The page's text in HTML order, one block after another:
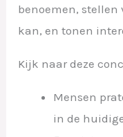
benoemen, stellen
kan, en tonen
Kijk naar deze
Mensen
in de